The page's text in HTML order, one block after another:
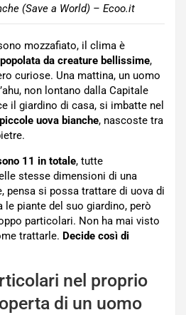
(Save a World) – Ecoo.it
mozzafiato, il clima è
da creature bellissime,
curiose. Una mattina, un uomo
non lontano dalla Capitale
il giardino di casa, si imbatte nel
uova bianche, nascoste tra
11 in totale, tutte
stesse dimensioni di una
pensa si possa trattare di uova di
le piante del suo giardino, però
particolari. Non ha mai visto
trattarle. Decide così di
nel proprio
di un uomo